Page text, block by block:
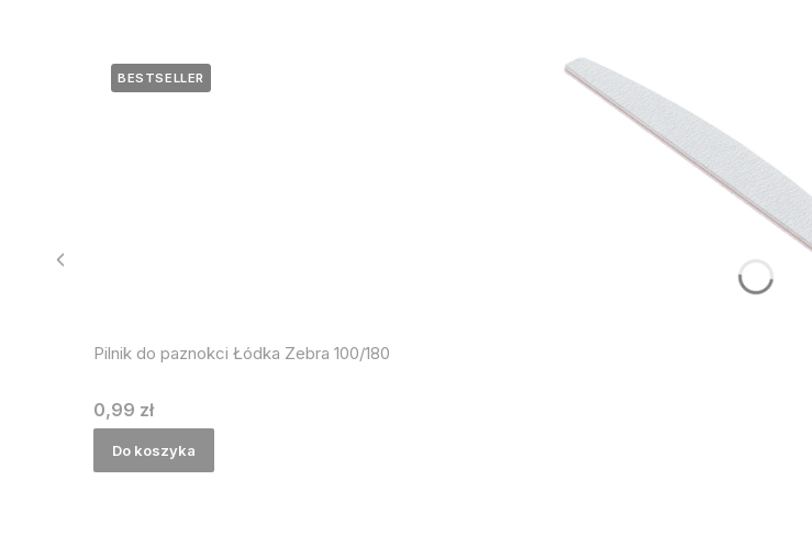
BESTSELLER
Pilnik do paznokci Łódka Zebra 100/180
Cena
0,99 zł
Do koszyka